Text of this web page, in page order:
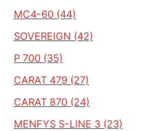
MC4-60 (44)
SOVEREIGN (42)
P 700 (35)
CARAT 479 (27)
CARAT 870 (24)
MENFYS S-LINE 3 (23)